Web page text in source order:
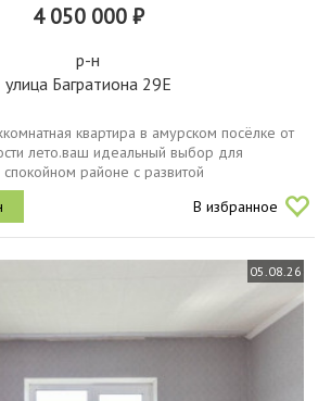
4 050 000 ₽
р-н
улица Багратиона 29Е
квартира в амурском посёлке от
лето.ваш идеальный выбор для
районе с развитой
лицей 29 и детский сад 301, торговые
В избранное
05.08.26